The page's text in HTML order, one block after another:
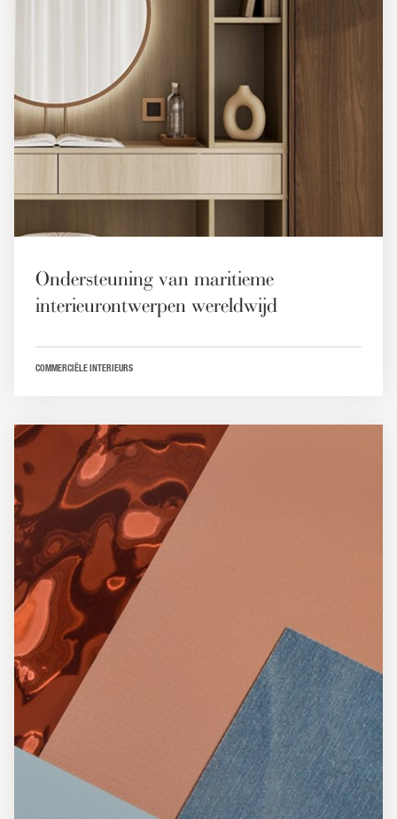
Ondersteuning van maritieme
interieurontwerpen wereldwijd
COMMERCIËLE INTERIEURS